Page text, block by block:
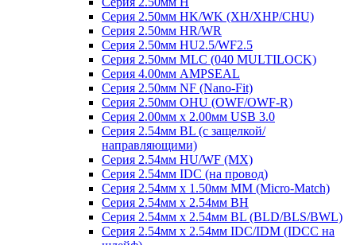
Серия 2.50мм HK/WK (XH/XHP/CHU)
Серия 2.50мм HR/WR
Серия 2.50мм HU2.5/WF2.5
Серия 2.50мм MLC (040 MULTILOCK)
Серия 4.00мм AMPSEAL
Серия 2.50мм NF (Nano-Fit)
Серия 2.50мм OHU (OWF/OWF-R)
Серия 2.00мм x 2.00мм USB 3.0
Серия 2.54мм BL (с защелкой/
направляющими)
Серия 2.54мм HU/WF (MX)
Серия 2.54мм IDC (на провод)
Серия 2.54мм х 1.50мм MM (Micro-Match)
Серия 2.54мм х 2.54мм BH
Серия 2.54мм х 2.54мм BL (BLD/BLS/BWL)
Серия 2.54мм х 2.54мм IDC/IDM (IDCC на